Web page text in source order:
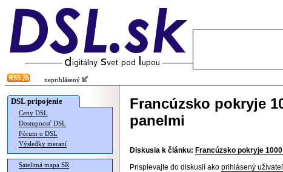
neprihlásený
DSL pripojenie
Ceny DSL
Dostupnosť DSL
Fórum o DSL
Výsledky meraní
Satelitná mapa SR
Francúzsko pokryje
panelmi
Diskusia k článku: Francúzsko pokryje
Prispievajte do diskusií ako prihlásený užívateľ